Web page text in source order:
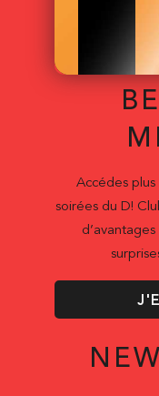
Accédes
soirées du D!